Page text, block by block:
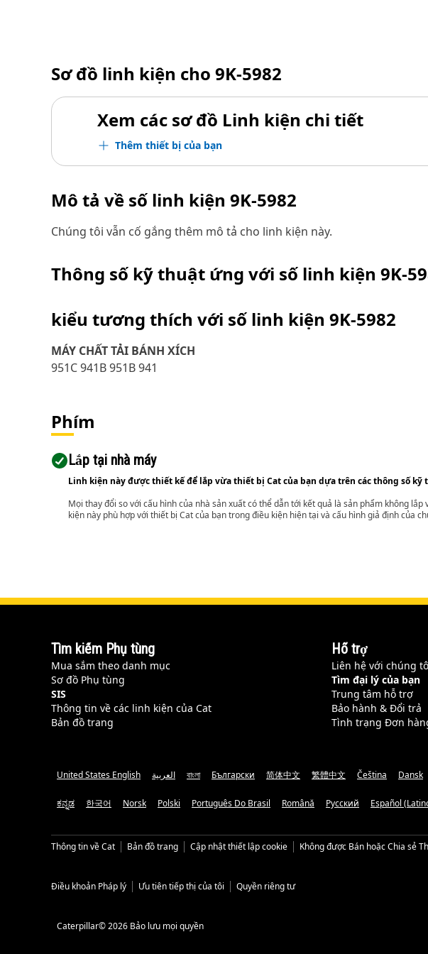
Sơ đồ linh kiện cho 9K-5982
Xem các sơ đồ Linh kiện chi tiết
Thêm thiết bị của bạn
Mô tả về số linh kiện 9K-5982
Chúng tôi vẫn cố gắng thêm mô tả cho linh kiện này.
Thông số kỹ thuật ứng với số linh kiện 9K-
kiểu tương thích với số linh kiện 9K-5982
MÁY CHẤT TẢI BÁNH XÍCH
951C 941B 951B 941
Phím
Lắp tại nhà máy
Linh kiện này được thiết kế để lắp vừa thiết bị Cat của bạn dựa trên các thông số kỹ
Mọi thay đổi so với cấu hình của nhà sản xuất có thể dẫn tới kết quả là sản phẩm không
kiện này phù hợp với thiết bị Cat của bạn trong điều kiện hiện tại và cấu hình giả định của
Tìm kiếm Phụ tùng
Mua sắm theo danh mục
Sơ đồ Phụ tùng
SIS
Thông tin về các linh kiện của Cat
Bản đồ trang
Hỗ trợ
Liên hệ với chúng
Tìm đại lý của bạn
Trung tâm hỗ trợ
Bảo hành & Đổi trả
Tình trạng Đơn
United States English العربية বাংলা Български 简体中文 繁體中文 Čeština Dansk
ಕನ್ನಡ 한국어 Norsk Polski Português Do Brasil Română Русский Español
Thông tin về Cat Bản đồ trang Cập nhật thiết lập cookie Không được Bán hoặc Chia sẻ
Điều khoản Pháp lý Ưu tiên tiếp thị của tôi Quyền riêng tư
Caterpillar© 2026 Bảo lưu mọi quyền